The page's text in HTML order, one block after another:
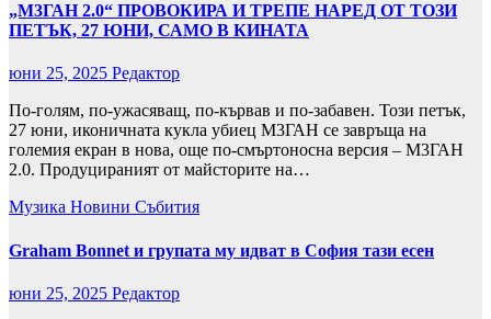
„М3ГАН 2.0“ ПРОВОКИРА И ТРЕПЕ НАРЕД ОТ ТОЗИ
ПЕТЪК, 27 ЮНИ, САМО В КИНАТА
юни 25, 2025 Редактор
По-голям, по-ужасяващ, по-кървав и по-забавен. Този петък,
27 юни, иконичната кукла убиец М3ГАН се завръща на
големия екран в нова, още по-смъртоносна версия – М3ГАН
2.0. Продуцираният от майсторите на…
Музика Новини Събития
Graham Bonnet и групата му идват в София тази есен
юни 25, 2025 Редактор